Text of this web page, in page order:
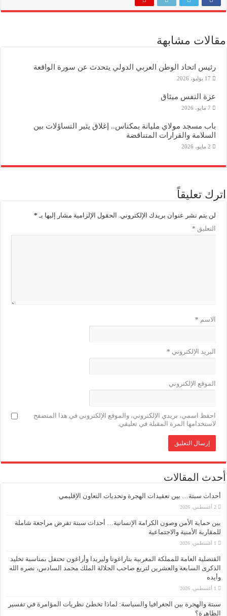
مقالات مشابهة
رئيس اتحاد الوطن العربي الدولي يتحدث عن سورة الواقعة
17 يوليو، 2026
عزة النفس ميثاق
7 مايو، 2026
باب مسجد مولاي مليانة بمكناس.. إغلاق يثير التساؤلات بين
السلامة والقرارات المتناقضة
2 مايو، 2026
اترك تعليقاً
لن يتم نشر عنوان بريدك الإلكتروني. الحقول الإلزامية مشار إليها بـ *
التعليق *
الاسم *
البريد الإلكتروني *
الموقع الإلكتروني
احفظ اسمي، بريدي الإلكتروني، والموقع الإلكتروني في هذا المتصفح
لاستخدامها المرة المقبلة في تعليقي.
أحدث المقالات
أحداث سبتة… بين تعقيدات الهجرة وتحديات التعاون الإقليمي
2 أغسطس، 2026
بين حماية الأمن وصون الكرامة الإنسانية… أحداث سبتة تفرض مراجعة شاملة
للمقاربة الأمنية والاجتماعية
1 أغسطس، 2026
القنصلية العامة للمملكة المغربية بتاراغونا وليريدا وأراغون تحتفل بمناسبة تخليد
الذكرى السابعة والعشرين لتربع صاحب الجلالة الملك محمد السادس، نصره الله
وأيده
1 أغسطس، 2026
سبتة والهجرة بين الجغرافيا والسياسة: لماذا تخطئ نظريات المؤامرة في تفسير
الظاهرة؟